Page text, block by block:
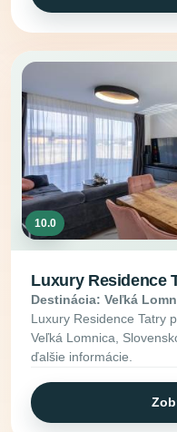
10.0
Luxury Residence
Destinácia: Veľká
Luxury Residence Tatry
Veľká Lomnica,
ďalšie informácie.